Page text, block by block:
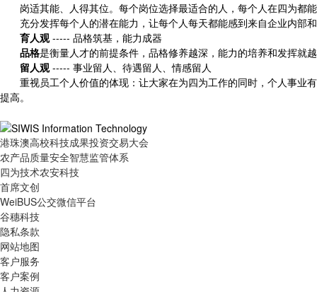
岗适其能、人得其位。每个岗位选择最适合的人，每个人在四为都
充分发挥每个人的潜在能力，让每个人每天都能感到来自企业内部
育人观----- 品格筑基，能力成器
品格是衡量人才的前提条件，品格修养越深，能力的培养和发挥就
留人观----- 事业留人、待遇留人、情感留人
重视员工个人价值的体现：让大家在为四为工作的同时，个人事业
提高。
港珠澳高校科技成果投资交易大会
农产品质量安全智慧监管体系
四为技术农安科技
首席文创
WeiBUS公交微信平台
谷穗科技
隐私条款
网站地图
客户服务
客户案例